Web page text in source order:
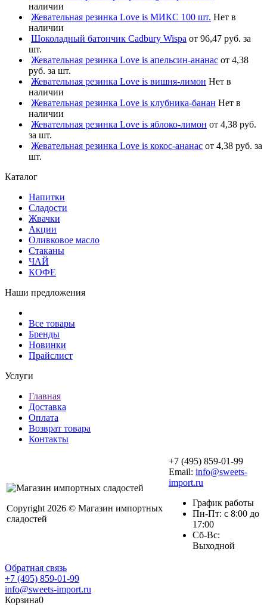
наличии
Жевательная резинка Love is МИКС 100 шт. Нет в
наличии
Шоколадный батончик Cadbury Wispa от 96,47 руб. за
шт.
Жевательная резинка Love is апельсин-ананас от 4,38
руб. за шт.
Жевательная резинка Love is вишня-лимон Нет в
наличии
Жевательная резинка Love is клубника-банан Нет в
наличии
Жевательная резинка Love is яблоко-лимон от 4,38 руб.
за шт.
Жевательная резинка Love is кокос-ананас от 4,38 руб. за
шт.
Каталог
Напитки
Сладости
Жвачки
Акции
Оливковое масло
Стаканы
ЧАЙ
КОФЕ
Наши предложения
Все товары
Бренды
Новинки
Прайслист
Услуги
Главная
Доставка
Оплата
Возврат товара
Контакты
Copyright 2026 © Магазин импортных
сладостей
+7 (495) 859-01-99
Email: info@sweets-
import.ru
График работы
Пн-Пт: с 8:00 до
17:00
Сб-Вс:
Выходной
Обратная связь
+7 (495) 859-01-99
info@sweets-import.ru
Корзина0